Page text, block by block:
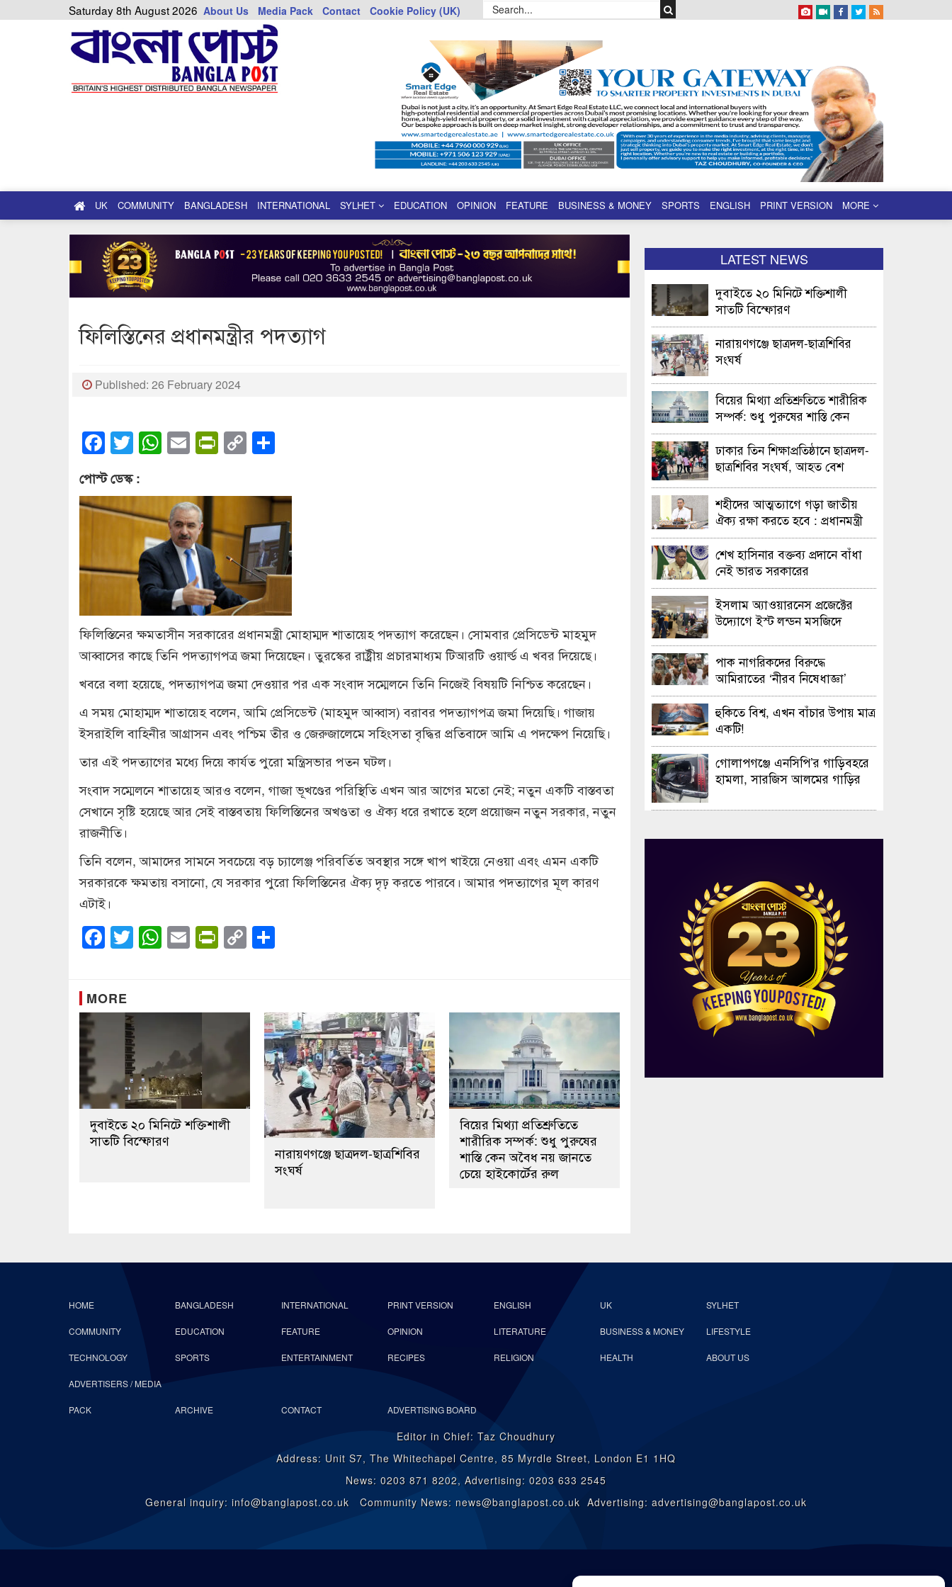
Saturday 8th August 2026 About Us Media Pack Contact Cookie Policy (UK)
UK COMMUNITY BANGLADESH INTERNATIONAL SYLHET EDUCATION OPINION FEATURE BUSINESS & MONEY SPORTS ENGLISH PRINT VERSION MORE
ফিলিস্তিনের প্রধানমন্ত্রীর পদত্যাগ
Published: 26 February 2024
Facebook
Twitter
WhatsApp
EmailPrintFriendly
Copy
Link
পোস্ট ডেস্ক :
ফিলিস্তিনের ক্ষমতাসীন সরকারের প্রধানমন্ত্রী মোহাম্মদ শাতায়েহ পদত্যাগ করেছেন। সোমবার প্রেসিডেন্ট মাহমুদ
আব্বাসের কাছে তিনি পদত্যাগপত্র জমা দিয়েছেন। তুরস্কের রাষ্ট্রীয় প্রচারমাধ্যম টিআরটি ওয়ার্ল্ড এ খবর দিয়েছে।
খবরে বলা হয়েছে, পদত্যাগপত্র জমা দেওয়ার পর এক সংবাদ সম্মেলনে তিনি নিজেই বিষয়টি নিশ্চিত করেছেন।
এ সময় মোহাম্মদ শাতায়েহ বলেন, আমি প্রেসিডেন্ট (মাহমুদ আব্বাস) বরাবর পদত্যাগপত্র জমা দিয়েছি। গাজায়
ইসরাইলি বাহিনীর আগ্রাসন এবং পশ্চিম তীর ও জেরুজালেমে সহিংসতা বৃদ্ধির প্রতিবাদে আমি এ পদক্ষেপ নিয়েছি।
তার এই পদত্যাগের মধ্যে দিয়ে কার্যত পুরো মন্ত্রিসভার পতন ঘটল।
সংবাদ সম্মেলনে শাতায়েহ আরও বলেন, গাজা ভূখণ্ডের পরিস্থিতি এখন আর আগের মতো নেই; নতুন একটি বাস্তবতা
সেখানে সৃষ্টি হয়েছে আর সেই বাস্তবতায় ফিলিস্তিনের অখণ্ডতা ও ঐক্য ধরে রখাতে হলে প্রয়োজন নতুন সরকার, নতুন
রাজনীতি।
তিনি বলেন, আমাদের সামনে সবচেয়ে বড় চ্যালেঞ্জ পরিবর্তিত অবস্থার সঙ্গে খাপ খাইয়ে নেওয়া এবং এমন একটি
সরকারকে ক্ষমতায় বসানো, যে সরকার পুরো ফিলিস্তিনের ঐক্য দৃঢ় করতে পারবে। আমার পদত্যাগের মূল কারণ
এটাই।
Facebook
Twitter
WhatsApp
EmailPrintFriendly
Copy
Link
MORE
দুবাইতে ২০ মিনিটে শক্তিশালী
সাতটি বিস্ফোরণ
নারায়ণগঞ্জে ছাত্রদল-ছাত্রশিবির
সংঘর্ষ
বিয়ের মিথ্যা প্রতিশ্রুতিতে
শারীরিক সম্পর্ক: শুধু পুরুষের
শাস্তি কেন অবৈধ নয় জানতে
চেয়ে হাইকোর্টের রুল
LATEST NEWS
দুবাইতে ২০ মিনিটে শক্তিশালী
সাতটি বিস্ফোরণ
নারায়ণগঞ্জে ছাত্রদল-ছাত্রশিবির
সংঘর্ষ
বিয়ের মিথ্যা প্রতিশ্রুতিতে শারীরিক
সম্পর্ক: শুধু পুরুষের শাস্তি কেন
অবৈধ নয় জানতে চেয়ে হাইকোর্টের
রুল
ঢাকার তিন শিক্ষাপ্রতিষ্ঠানে ছাত্রদল-
ছাত্রশিবির সংঘর্ষ, আহত বেশ
শহীদের আত্মত্যাগে গড়া জাতীয়
ঐক্য রক্ষা করতে হবে : প্রধানমন্ত্রী
শেখ হাসিনার বক্তব্য প্রদানে বাঁধা
নেই ভারত সরকারের
ইসলাম অ্যাওয়ারনেস প্রজেক্টের
উদ্যোগে ইস্ট লন্ডন মসজিদে
ও এক্সিবিশন
পাক নাগরিকদের বিরুদ্ধে
আমিরাতের ‘নীরব নিষেধাজ্ঞা’
হুকিতে বিশ্ব, এখন বাঁচার উপায় মাত্র
একটি!
গোলাপগঞ্জে এনসিপি’র গাড়িবহরে
হামলা, সারজিস আলমের গাড়ির
HOME BANGLADESH INTERNATIONAL PRINT VERSION ENGLISH UK SYLHET
COMMUNITY EDUCATION FEATURE OPINION LITERATURE BUSINESS & MONEY LIFESTYLE
TECHNOLOGY SPORTS ENTERTAINMENT RECIPES RELIGION HEALTH ABOUT US
ADVERTISERS / MEDIA
PACK ARCHIVE CONTACT ADVERTISING BOARD
Editor in Chief: Taz Choudhury
Address: Unit S7, The Whitechapel Centre, 85 Myrdle Street, London E1 1HQ
News: 0203 871 8202, Advertising: 0203 633 2545
General inquiry: info@banglapost.co.uk Community News: news@banglapost.co.uk Advertising: advertising@banglapost.co.uk